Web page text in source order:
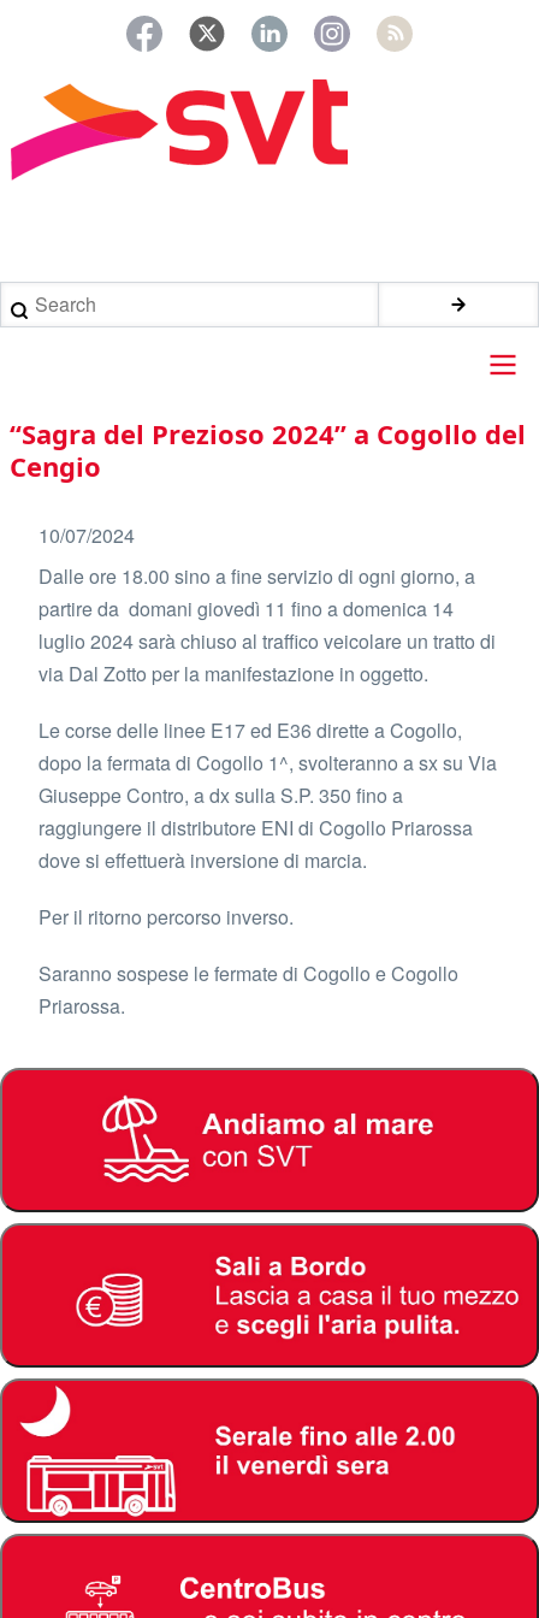
principale
di
pane
Search
Main
navigation
“Sagra del Prezioso 2024” a Cogollo del
Cengio
10/07/2024
Dalle ore 18.00 sino a fine servizio di ogni giorno, a
partire da domani giovedì 11 fino a domenica 14
luglio 2024sarà chiuso al traffico veicolare un tratto di
via Dal Zotto per la manifestazione in oggetto.
Le corse delle linee E17 ed E36 dirette a Cogollo,
dopo la fermata di Cogollo 1^, svolteranno a sx su Via
Giuseppe Contro, a dx sulla S.P. 350 fino a
raggiungere il distributore ENI di Cogollo Priarossa
dove si effettuerà inversione di marcia.
Per il ritorno percorso inverso.
Saranno sospese le fermate di Cogollo e Cogollo
Priarossa.